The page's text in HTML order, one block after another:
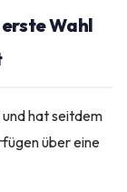
Wahl
hat seitdem
über eine